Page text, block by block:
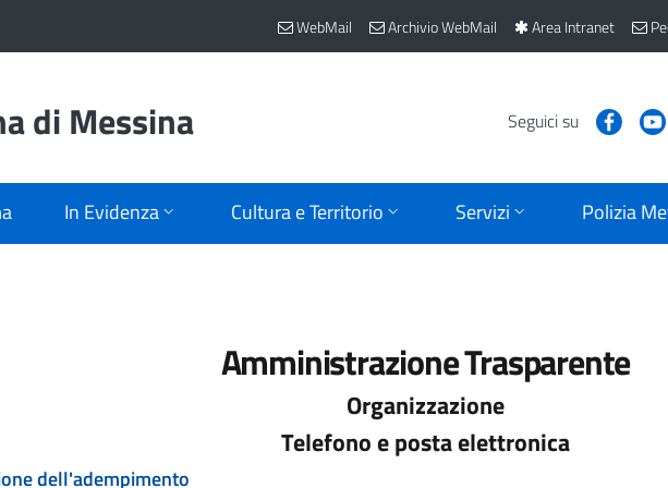
WebMail Archivio WebMail Area Intranet
di Messina Seguici su
In Evidenza Cultura e Territorio Servizi Polizia
Amministrazione Trasparente
Organizzazione
Telefono e posta elettronica
dell'adempimento